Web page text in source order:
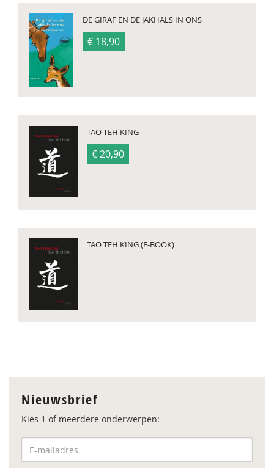
DE GIRAF EN DE JAKHALS IN ONS
€ 18,90
TAO TEH KING
€ 20,90
TAO TEH KING (E-BOOK)
Nieuwsbrief
Kies 1 of meerdere onderwerpen: